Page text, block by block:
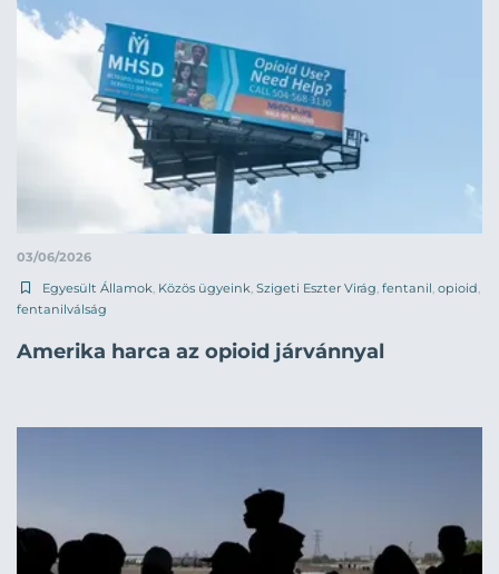
03/06/2026
Egyesült Államok, Közös ügyeink, Szigeti Eszter Virág, fentanil, opioid,
fentanilválság
Amerika harca az opioid járvánnyal